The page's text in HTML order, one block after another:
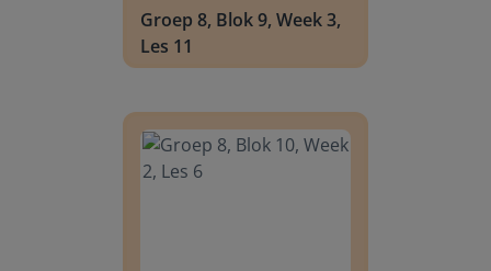
Groep 8, Blok 9, Week 3,
Les 11